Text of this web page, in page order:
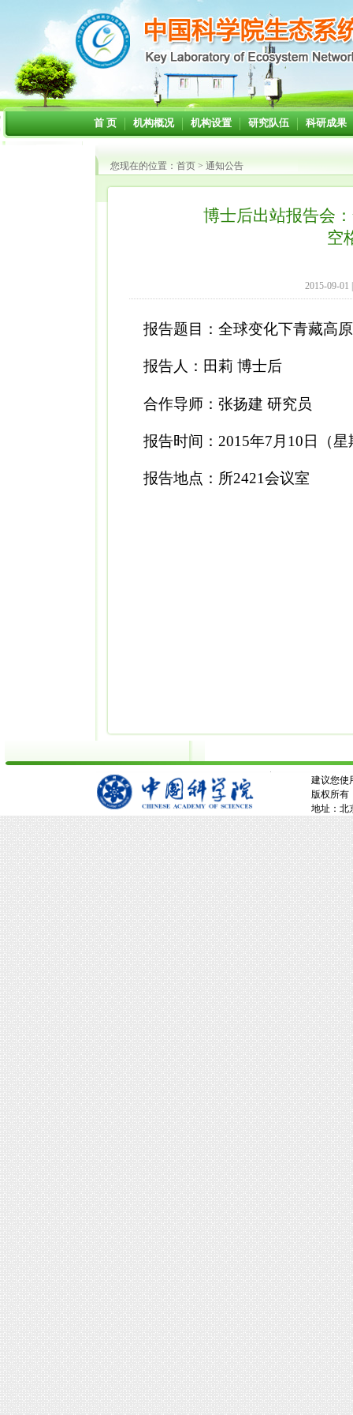
首 页 机构概况 机构设置 研究队伍 科研成果
您现在的位置： 首页 > 通知公告
博士后出站报告会
空
2015-09-01
报告题目：全球变化下青藏高
报告人：田莉 博士后
合作导师：张扬建 研究员
报告时间： 2015年7 月 10 日（
报告地点：所2421会议室
建议您使
版权所有
地址：北